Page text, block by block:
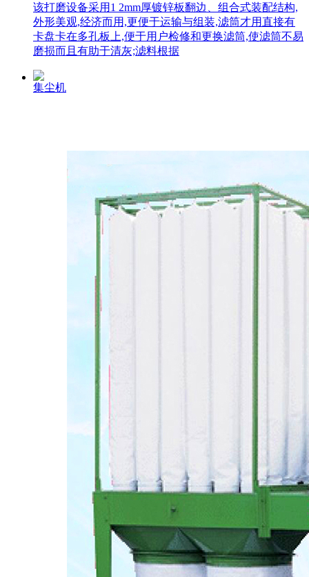
该打磨设备采用1 2mm厚镀锌板翻边、组合式装配结构,
外形美观,经济而用,更便于运输与组装,滤筒才用直接有
卡盘卡在多孔板上,便于用户检修和更换滤筒,使滤筒不易
磨损而且有助于清灰;滤料根据
集尘机